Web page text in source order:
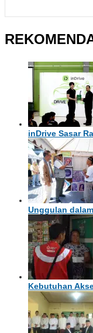
inDrive Sasar
Unggulan
Kebutuhan